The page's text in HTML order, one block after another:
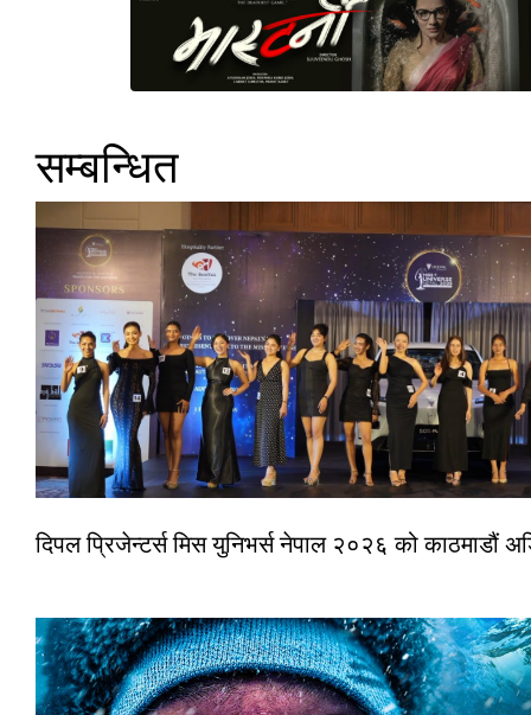
सम्बन्धित
दिपल प्रिजेन्टर्स मिस युनिभर्स नेपाल २०२६ को काठमाडौं